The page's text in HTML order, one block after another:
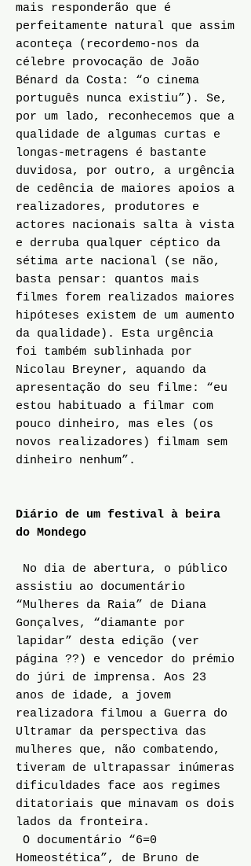
mais responderão que é
perfeitamente natural que assim
aconteça (recordemo-nos da
célebre provocação de João
Bénard da Costa: “o cinema
português nunca existiu”). Se,
por um lado, reconhecemos que a
qualidade de algumas curtas e
longas-metragens é bastante
duvidosa, por outro, a urgência
de cedência de maiores apoios a
realizadores, produtores e
actores nacionais salta à vista
e derruba qualquer céptico da
sétima arte nacional (se não,
basta pensar: quantos mais
filmes forem realizados maiores
hipóteses existem de um aumento
da qualidade). Esta urgência
foi também sublinhada por
Nicolau Breyner, aquando da
apresentação do seu filme: “eu
estou habituado a filmar com
pouco dinheiro, mas eles (os
novos realizadores) filmam sem
dinheiro nenhum”.
Diário de um festival à beira
do Mondego
No dia de abertura, o público
assistiu ao documentário
“Mulheres da Raia” de Diana
Gonçalves, “diamante por
lapidar” desta edição (ver
página ??) e vencedor do prémio
do júri de imprensa. Aos 23
anos de idade, a jovem
realizadora filmou a Guerra do
Ultramar da perspectiva das
mulheres que, não combatendo,
tiveram de ultrapassar inúmeras
dificuldades face aos regimes
ditatoriais que minavam os dois
lados da fronteira.
O documentário “6=0
Homeostética”, de Bruno de